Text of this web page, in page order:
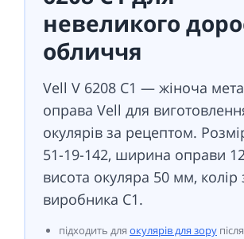
невеликого
обличчя
Vell V 6208 C1 — жіноча
оправа Vell для
окулярів за рецептом.
51-19-142, ширина оправи
висота окуляра 50 мм, колір
виробника C1.
підходить для окулярів для зору